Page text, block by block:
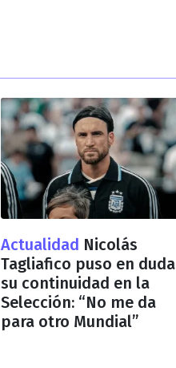
Actualidad Nicolás
Tagliafico puso en duda
su continuidad en la
Selección: “No me da
para otro Mundial”